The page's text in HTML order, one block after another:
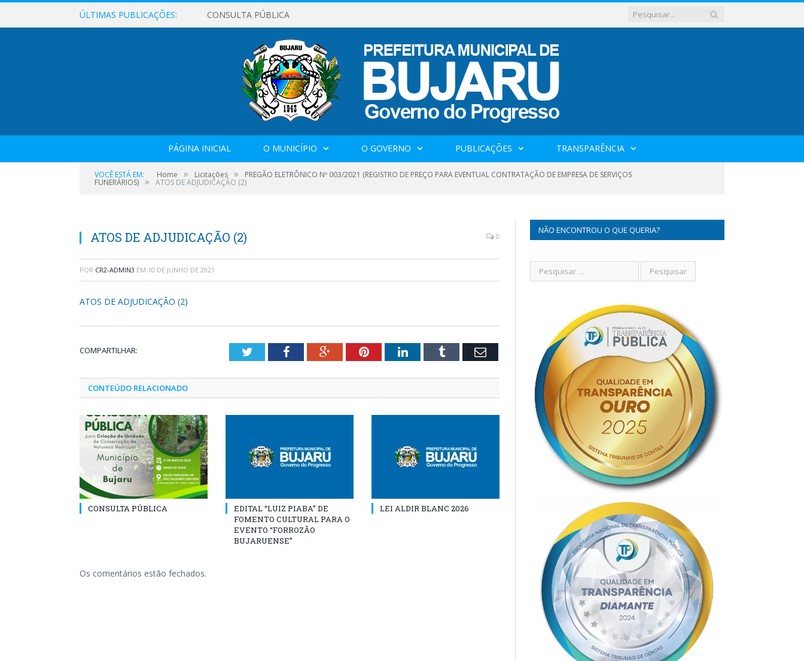
ÚLTIMAS PUBLICAÇÕES: CONSULTA PÚBLICA
PÁGINA INICIAL O MUNICÍPIO O GOVERNO PUBLICAÇÕES TRANSPARÊNCIA
VOCÊ ESTÁ EM: Home » Licitações » PREGÃO ELETRÔNICO Nº 003/2021 (REGISTRO DE PREÇO PARA EVENTUAL CONTRATAÇÃO DE EMPRESA DE SERVIÇOS
FUNERÁRIOS) » ATOS DE ADJUDICAÇÃO (2)
ATOS DE ADJUDICAÇÃO (2) 0
POR CR2-ADMIN3 EM 10 DE JUNHO DE 2021
ATOS DE ADJUDICAÇÃO (2)
COMPARTILHAR: TwitterFacebookGoogle+PinterestLinkedInTumblr Email
CONTEÚDO RELACIONADO
CONSULTA PÚBLICA
EDITAL “LUIZ PIABA” DE
FOMENTO CULTURAL PARA O
EVENTO “FORROZÃO
BUJARUENSE”
LEI ALDIR BLANC 2026
Os comentários estão fechados.
NÃO ENCONTROU O QUE QUERIA?